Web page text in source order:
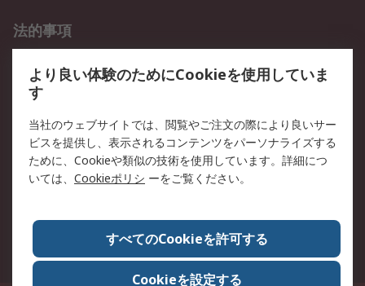
法的事項
クッキーポリシー
RSについて
会社概要
採用情報
プレスリリース＆お知ら
コーポレートサイト
全世界のRS
RSの歴史
ESGへの取り組み（英語）
認証について
より良い体験のためにCookieを使用していま
す
当社のウェブサイトでは、閲覧やご注文の際により良いサー
ビスを提供し、表示されるコンテンツをパーソナライズする
ために、Cookieや類似の技術を使用しています。詳細につ
いては、 Cookieポリシ ーをご覧ください。
すべてのCookieを許可する
Cookieを設定する